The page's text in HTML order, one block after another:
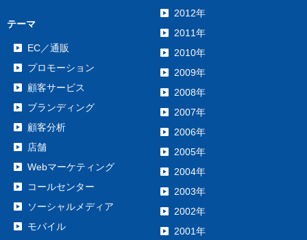
テーマ
EC／通販
プロモーション
顧客サービス
ブランディング
顧客分析
店舗
Webマーケティング
コールセンター
ソーシャルメディア
モバイル
2012年
2011年
2010年
2009年
2008年
2007年
2006年
2005年
2004年
2003年
2002年
2001年